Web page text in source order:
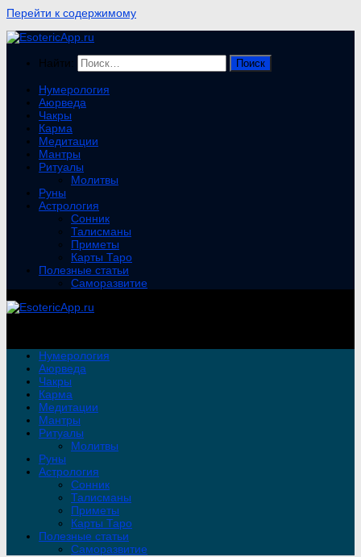
Перейти к содержимому
Найти:
Нумерология
Аюрведа
Чакры
Карма
Медитации
Мантры
Ритуалы
Молитвы
Руны
Астрология
Сонник
Талисманы
Приметы
Карты Таро
Полезные статьи
Саморазвитие
Нумерология
Аюрведа
Чакры
Карма
Медитации
Мантры
Ритуалы
Молитвы
Руны
Астрология
Сонник
Талисманы
Приметы
Карты Таро
Полезные статьи
Саморазвитие